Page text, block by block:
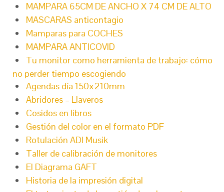
MAMPARA 65CM DE ANCHO X 74 CM DE ALTO
MASCARAS anticontagio
Mamparas para COCHES
MAMPARA ANTICOVID
Tu monitor como herramienta de trabajo: cómo
no perder tiempo escogiendo
Agendas día 150x210mm
Abridores – Llaveros
Cosidos en libros
Gestión del color en el formato PDF
Rotulación ADI Musik
Taller de calibración de monitores
El Diagrama GAFT
Historia de la impresión digital